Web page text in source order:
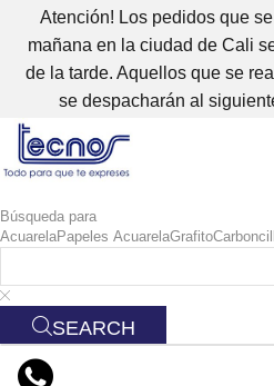
Atención! Los pedidos que
mañana en la ciudad de Cali
de la tarde. Aquellos que se
se despacharán al
Búsqueda para
AcuarelaPapeles AcuarelaGrafito
SEARCH